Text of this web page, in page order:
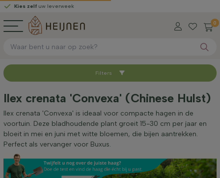
zelfuw leverweek
0
Sorteer op
Worteltype
Hoogte bij levering (cm)
Breedte bij levering (cm)
Filters
Ilex crenata 'Convexa' (Chinese Hulst)
Ilex crenata 'Convexa' is ideaal voor compacte hagen in de
voortuin. Deze bladhoudende plant groeit 15-30 cm per jaar en
bloeit in mei en juni met witte bloemen, die bijen aantrekken.
Perfect als vervanger voor Buxus.